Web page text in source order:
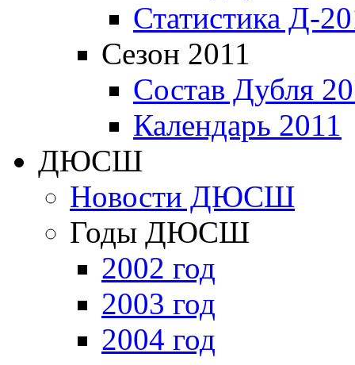
Статистика Д-
Сезон 2011
Состав Дубля
Календарь 2011
ДЮСШ
Новости ДЮСШ
Годы ДЮСШ
2002 год
2003 год
2004 год